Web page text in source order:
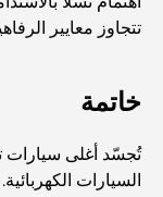
البدنية
تتجاوز معايير
خاتمة
تُجسّد أغلى سيارات
السيارات